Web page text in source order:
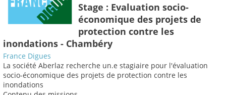
Stage : Evaluation socio-
économique des projets de
protection contre les
inondations - Chambéry
France Digues
La société Aberlaz recherche un.e stagiaire pour l'évaluation
socio-économique des projets de protection contre les
inondations